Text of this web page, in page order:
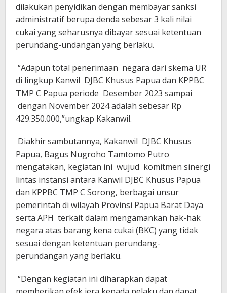
dilakukan penyidikan dengan membayar sanksi
administratif berupa denda sebesar 3 kali nilai
cukai yang seharusnya dibayar sesuai ketentuan
perundang-undangan yang berlaku.
“Adapun total penerimaan negara dari skema UR
di lingkup Kanwil DJBC Khusus Papua dan KPPBC
TMP C Papua periode Desember 2023 sampai
dengan November 2024 adalah sebesar Rp
429.350.000,”ungkap Kakanwil.
Diakhir sambutannya, Kakanwil DJBC Khusus
Papua, Bagus Nugroho Tamtomo Putro
mengatakan, kegiatan ini wujud komitmen sinergi
lintas instansi antara Kanwil DJBC Khusus Papua
dan KPPBC TMP C Sorong, berbagai unsur
pemerintah di wilayah Provinsi Papua Barat Daya
serta APH terkait dalam mengamankan hak-hak
negara atas barang kena cukai (BKC) yang tidak
sesuai dengan ketentuan perundang-
perundangan yang berlaku.
“Dengan kegiatan ini diharapkan dapat